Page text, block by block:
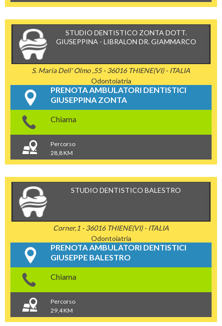
STUDIO DENTISTICO ZONTA DOTT.
GIUSEPPINA - LIBRALON DR. GIAMMARCO
S. Maria Dell' Olmo ,55 - 36016 THIENE(VI) - ITALIA
Odontoiatria
PRENOTA AMBULATORI DENTISTICI
GIUSEPPINA ZONTA
Chiama
Percorso
28,8 KM
STUDIO DENTISTICO BALESTRO
Corner,1 - 36016 THIENE(VI) - ITALIA
Odontoiatria
PRENOTA AMBULATORI DENTISTICI
GIUSEPPE BALESTRO
Chiama
Percorso
29,4 KM